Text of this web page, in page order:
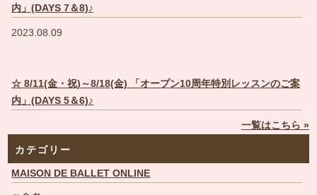
内」(DAYS 7＆8)♪
2023.08.09
☆ 8/11(金・祝)～8/18(金) 「オープン10周年特別レッスンのご案
内」(DAYS 5＆6)♪
一覧はこちら »
カテゴリー
MAISON DE BALLET ONLINE